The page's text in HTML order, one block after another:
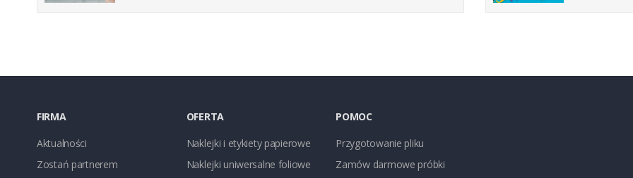
FIRMA
Aktualności
Zostań partnerem
OFERTA
Naklejki i etykiety papierowe
Naklejki uniwersalne foliowe
POMOC
Przygotowanie pliku
Zamów darmowe próbki